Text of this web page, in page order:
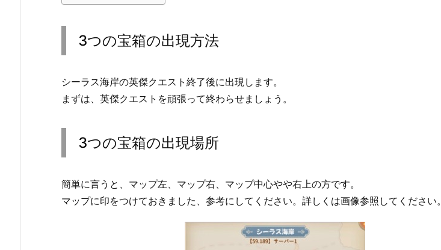
3つの宝箱の出現方法
シーラス海岸の英傑クエスト終了後に出現します。
まずは、英傑クエストを頑張って終わらせましょう。
3つの宝箱の出現場所
簡単に言うと、マップ左、マップ右、マップ中心やや右上の方です。
マップに印をつけておきました、参考にしてください。詳しくは画像参照してください。